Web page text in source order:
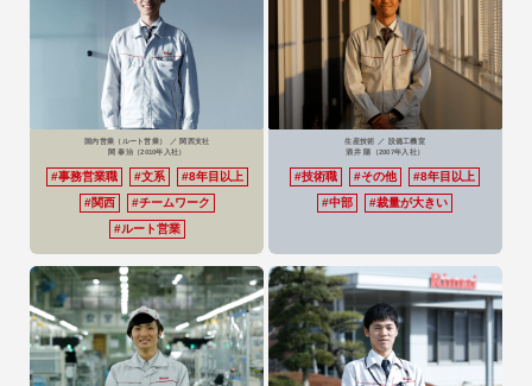
国内営業（ルート営業） ／ 関西支社
関 泰治（2010年入社）
#事務営業職 #文系
#8年目以上
#関西
#チームワーク
#ルート営業
生産技術 ／ 設備工機室
酒井 陽 （2007年入社）
#技術職 #その他
#8年目以上
#中部
#裁量が大きい
2027卒 ENTRY